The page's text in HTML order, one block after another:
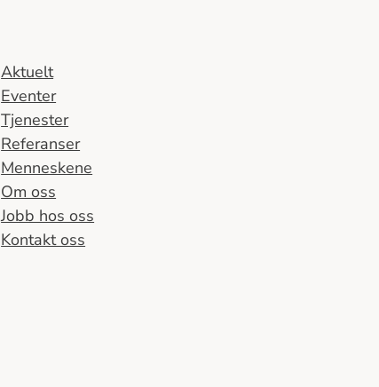
Aktuelt
Eventer
Tjenester
Referanser
Menneskene
Om oss
Jobb hos oss
Kontakt oss